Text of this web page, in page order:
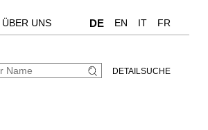
ÜBER UNS DE EN IT FR
DETAILSUCHE